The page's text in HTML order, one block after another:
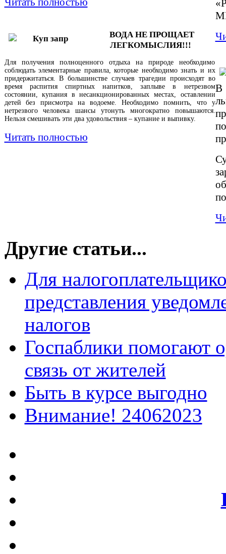
ВОДА НЕ ПРОЩАЕТ
ЛЕГКОМЫСЛИЯ!!!
Для получения полноценного отдыха на природе необходимо
соблюдать элементарные правила, которые необходимо знать и их
придержитаться. В большинстве случаев трагедии происходят во
время распития спиртных напитков, заплыве в нетрезвом
состоянии, купания в несанкционированных местах, оставлении
детей без присмотра на водоеме. Необходимо помнить, что у
нетрезвого человека шансы утонуть многократно повышаются.
Нельзя смешивать эти два удовольствия – купание и выпивку.
Читать полностью
В
Другие статьи...
Для
представления
налогов
Госпаблики помогают
связь от жителей
Быть в курсе выгодно
Внимание! 24062023